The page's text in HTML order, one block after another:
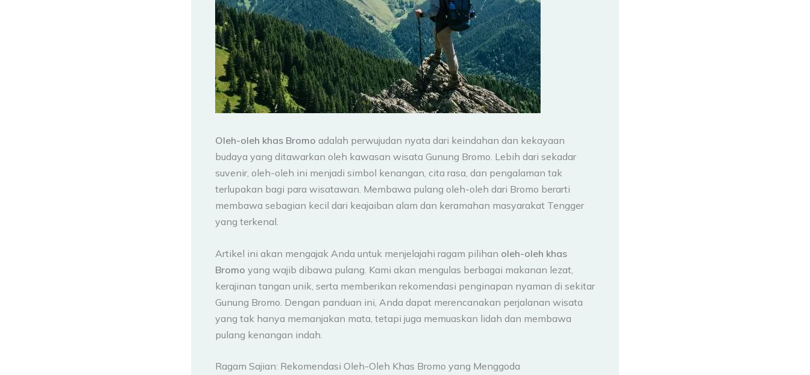
Oleh-oleh khas Bromo adalah perwujudan nyata dari keindahan dan kekayaan
budaya yang ditawarkan oleh kawasan wisata Gunung Bromo. Lebih dari sekadar
suvenir, oleh-oleh ini menjadi simbol kenangan, cita rasa, dan pengalaman tak
terlupakan bagi para wisatawan. Membawa pulang oleh-oleh dari Bromo berarti
membawa sebagian kecil dari keajaiban alam dan keramahan masyarakat Tengger
yang terkenal.
Artikel ini akan mengajak Anda untuk menjelajahi ragam pilihan oleh-oleh khas
Bromo yang wajib dibawa pulang. Kami akan mengulas berbagai makanan lezat,
kerajinan tangan unik, serta memberikan rekomendasi penginapan nyaman di sekitar
Gunung Bromo. Dengan panduan ini, Anda dapat merencanakan perjalanan wisata
yang tak hanya memanjakan mata, tetapi juga memuaskan lidah dan membawa
pulang kenangan indah.
Ragam Sajian: Rekomendasi Oleh-Oleh Khas Bromo yang Menggoda